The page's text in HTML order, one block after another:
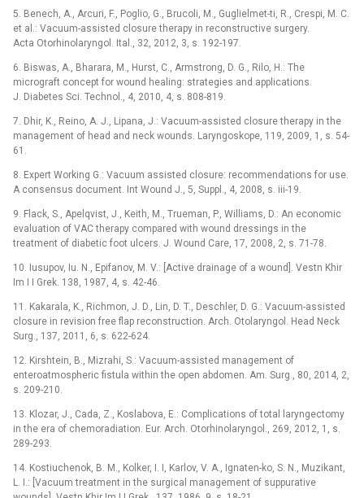
5. Benech, A., Arcuri, F., Poglio, G., Brucoli, M., Guglielmet-ti, R., Crespi, M. C.
et al.: Vacuum-assisted closure therapy in reconstructive surgery.
Acta Otorhinolaryngol. Ital., 32, 2012, 3, s. 192-197.
6. Biswas, A., Bharara, M., Hurst, C., Armstrong, D. G., Rilo, H.: The
micrograft concept for wound healing: strategies and applications.
J. Diabetes Sci. Technol., 4, 2010, 4, s. 808-819.
7. Dhir, K., Reino, A. J., Lipana, J.: Vacuum-assisted closure therapy in the
management of head and neck wounds. Laryngoskope, 119, 2009, 1, s. 54-
61.
8. Expert Working G.: Vacuum assisted closure: recommendations for use.
A consensus document. Int Wound J., 5, Suppl., 4, 2008, s. iii-19.
9. Flack, S., Apelqvist, J., Keith, M., Trueman, P., Williams, D.: An economic
evaluation of VAC therapy compared with wound dressings in the
treatment of diabetic foot ulcers. J. Wound Care, 17, 2008, 2, s. 71-78.
10. Iusupov, Iu. N., Epifanov, M. V.: [Active drainage of a wound]. Vestn Khir
Im I I Grek. 138, 1987, 4, s. 42-46.
11. Kakarala, K., Richmon, J. D., Lin, D. T., Deschler, D. G.: Vacuum-assisted
closure in revision free flap reconstruction. Arch. Otolaryngol. Head Neck
Surg., 137, 2011, 6, s. 622-624.
12. Kirshtein, B., Mizrahi, S.: Vacuum-assisted management of
enteroatmospheric fistula within the open abdomen. Am. Surg., 80, 2014, 2,
s. 209-210.
13. Klozar, J., Cada, Z., Koslabova, E.: Complications of total laryngectomy
in the era of chemoradiation. Eur. Arch. Otorhinolaryngol., 269, 2012, 1, s.
289-293.
14. Kostiuchenok, B. M., Kolker, I. I, Karlov, V. A., Ignaten-ko, S. N., Muzikant,
L. I.: [Vacuum treatment in the surgical management of suppurative